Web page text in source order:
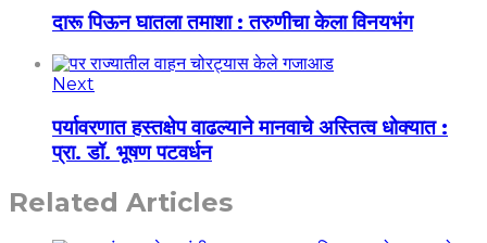
दारू पिऊन घातला तमाशा : तरुणीचा केला विनयभंग
Next
पर्यावरणात हस्तक्षेप वाढल्याने मानवाचे अस्तित्व धोक्यात :
प्रा. डॉ. भूषण पटवर्धन
Related Articles